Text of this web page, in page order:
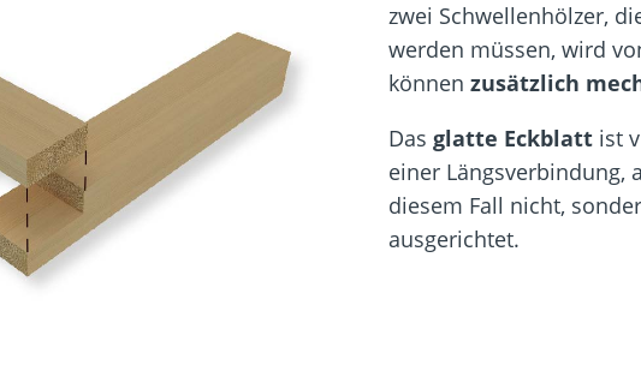
zwei Schwellenhölzer,
werden müssen, wird
können zusätzlich
Das glatte Eckblattist
einer Längsverbindung,
diesem Fall nicht,
ausgerichtet.